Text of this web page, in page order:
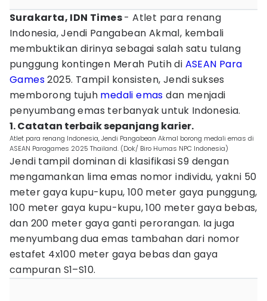
Surakarta, IDN Times- Atlet para renang
Indonesia, Jendi Pangabean Akmal, kembali
membuktikan dirinya sebagai salah satu tulang
punggung kontingen Merah Putih di ASEAN Para
Games2025. Tampil konsisten, Jendi sukses
memborong tujuh medali emas dan menjadi
penyumbang emas terbanyak untuk Indonesia.
1. Catatan terbaik sepanjang karier.
Atlet para renang Indonesia, Jendi Pangabean Akmal borong medali emas di
ASEAN Paragames 2025 Thailand. (Dok/ Biro Humas NPC Indonesia)
Jendi tampil dominan di klasifikasi S9 dengan
mengamankan lima emas nomor individu, yakni 50
meter gaya kupu-kupu, 100 meter gaya punggung,
100 meter gaya kupu-kupu, 100 meter gaya bebas,
dan 200 meter gaya ganti perorangan. Ia juga
menyumbang dua emas tambahan dari nomor
estafet 4x100 meter gaya bebas dan gaya
campuran S1–S10.